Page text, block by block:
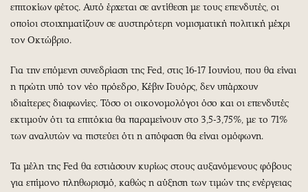
επιτοκίων φέτος. Αυτό έρχεται σε αντίθεση με τους επενδυτές, οι
οποίοι στοιχηματίζουν σε αυστηρότερη νομισματική πολιτική μέχρι
τον Οκτώβριο.
Για την επόμενη συνεδρίαση της Fed, στις 16-17 Ιουνίου, που θα είναι
η πρώτη υπό τον νέο πρόεδρο, Κέβιν Γουόρς, δεν υπάρχουν
ιδιαίτερες διαφωνίες. Τόσο οι οικονομολόγοι όσο και οι επενδυτές
εκτιμούν ότι τα επιτόκια θα παραμείνουν στο 3,5-3,75%, με το 71%
των αναλυτών να πιστεύει ότι η απόφαση θα είναι ομόφωνη.
Τα μέλη της Fed θα εστιάσουν κυρίως στους αυξανόμενους φόβους
για επίμονο πληθωρισμό, καθώς η αύξηση των τιμών της ενέργειας